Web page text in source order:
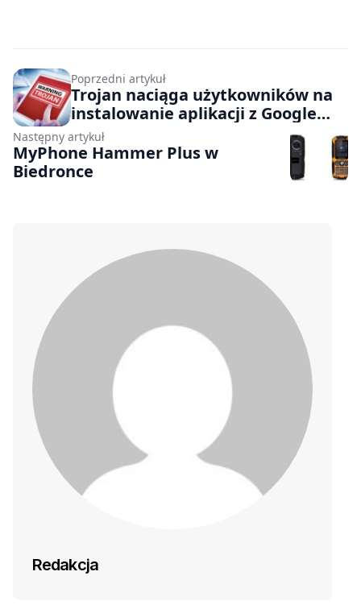
Poprzedni artykuł
Trojan naciąga użytkowników na
instalowanie aplikacji z Google
Play
Następny artykuł
MyPhone Hammer Plus w
Biedronce
Redakcja